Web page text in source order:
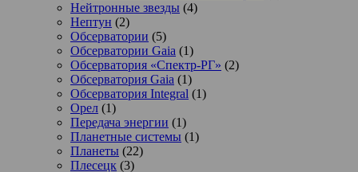
Нейтронные звезды (4)
Нептун (2)
Обсерватории (5)
Обсерватории Gaia (1)
Обсерватория «Спектр-РГ» (2)
Обсерватория Gaia (1)
Обсерватория Integral (1)
Орел (1)
Передача энергии (1)
Планетные системы (1)
Планеты (22)
Плесецк (3)